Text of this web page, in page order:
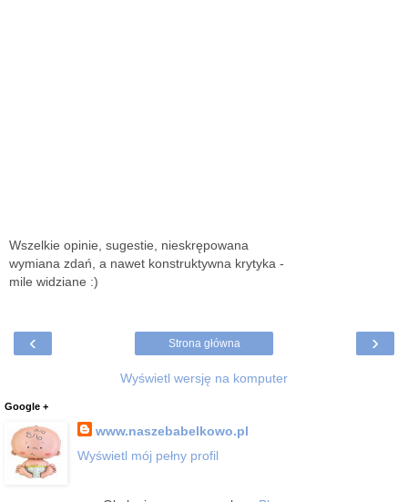
Wszelkie opinie, sugestie, nieskrępowana
wymiana zdań, a nawet konstruktywna krytyka -
mile widziane :)
‹ ›
Strona główna
Wyświetl wersję na komputer
Google +
www.naszebabelkowo.pl
Wyświetl mój pełny profil